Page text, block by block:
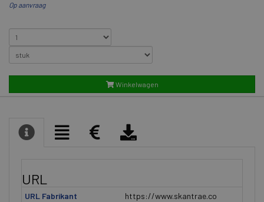
Op aanvraag
Winkelwagen
URL
URL Fabrikant
https://www.skantrae.co